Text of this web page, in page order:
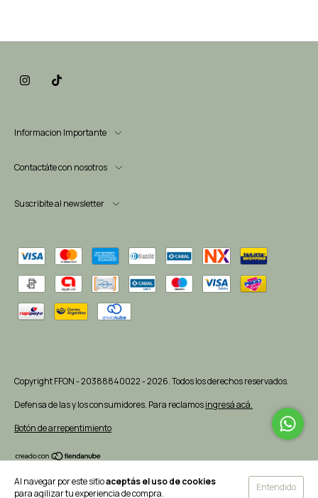
Al navegar por este sitioaceptás el uso de cookies
para agilizar tu experiencia de compra.
Entendido
Informacion Importante
Contactáte con nosotros
Suscribite al newsletter
Copyright FFON - 20388840022 - 2026. Todos los derechos reservados.
Defensa de las y los consumidores. Para reclamosingresá acá.
Botón de arrepentimiento